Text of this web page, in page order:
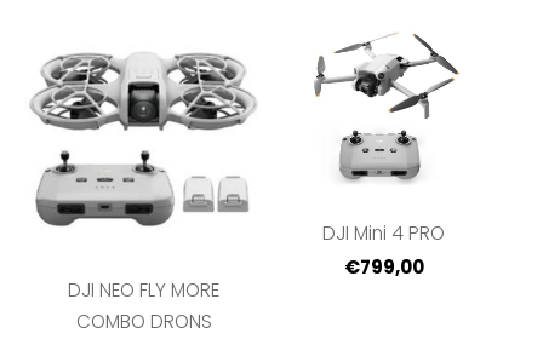
DJI NEO FLY MORE
COMBO DRONS
DJI Mini 4 PRO
€799,00